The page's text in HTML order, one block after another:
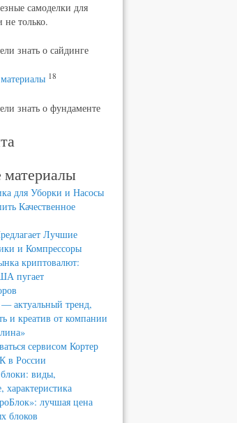
самоделки для
не только.
знать о сайдинге
18
знать о фундаменте
для Уборки и Насосы
Качественное
Лучшие
и Компрессоры
криптовалют:
пугает
актуальный тренд,
и креатив от компании
сервисом Кортер
в России
виды,
характеристика
лучшая цена
блоков